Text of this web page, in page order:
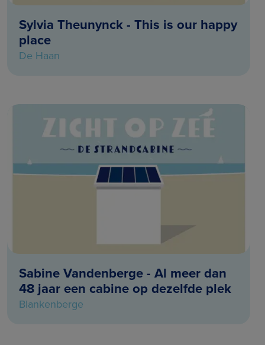
Sylvia Theunynck - This is our happy
place
De Haan
Sabine Vandenberge - Al meer dan
48 jaar een cabine op dezelfde plek
Blankenberge